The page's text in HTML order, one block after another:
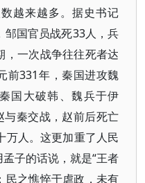
越来越多。据史书记
国官员战死33人，兵
，一次战争往往死者达
前331年，秦国进攻魏
国大破韩、魏兵于伊
秦交战，赵前后死亡
万人。这更加重了人民
子的话说，就是“王者
民之憔悴于虐政，未有